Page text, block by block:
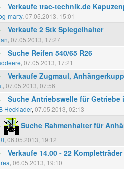
Verkaufe trac-technik.de
marty, 07.05.2013, 15:01
Verkaufe 2 Stk Spiegelhalter
, 07.05.2013, 17:27
Suche Reifen 540/65 R26
, 07.05.2013, 17:21
Verkaufe Zugmaul,
, 07.05.2013, 07:56
Suche Antriebswelle für Getriebe
Hecklader, 07.05.2013, 02:13
Suche Rahmenhalter für
, 06.05.2013, 19:12
Verkaufe 14.00 - 22 Kompletträder
, 06.05.2013, 19:10